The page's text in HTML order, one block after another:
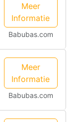
Meer
Informatie
Babubas.com
Meer
Informatie
Babubas.com